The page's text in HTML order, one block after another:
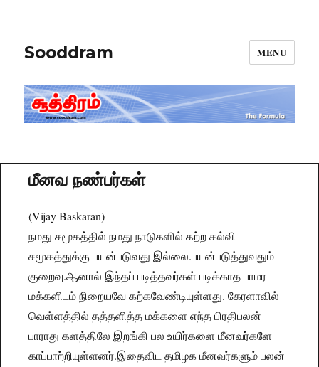
Sooddram MENU
மீனவ நண்பர்கள்
(Vijay Baskaran)
நமது சமூகத்தில் நமது நாடுகளில் கற்ற கல்வி
சமூகத்துக்கு பயன்படுவது இல்லை.பயன்படுத்துவதும்
குறைவு.ஆனால் இந்தப் படித்தவர்கள் படிக்காத பாமர
மக்களிடம் நிறையவே கற்கவேண்டியுள்ளது. கேரளாவில்
வெள்ளத்தில் தத்தளித்த மக்களை எந்த பிரதிபலன்
பாராது களத்திலே இறங்கி பல உயிர்களை மீனவர்களே
காப்பாற்றியுள்ளனர்.இதைவிட தமிழக மீனவர்களும் பலன்